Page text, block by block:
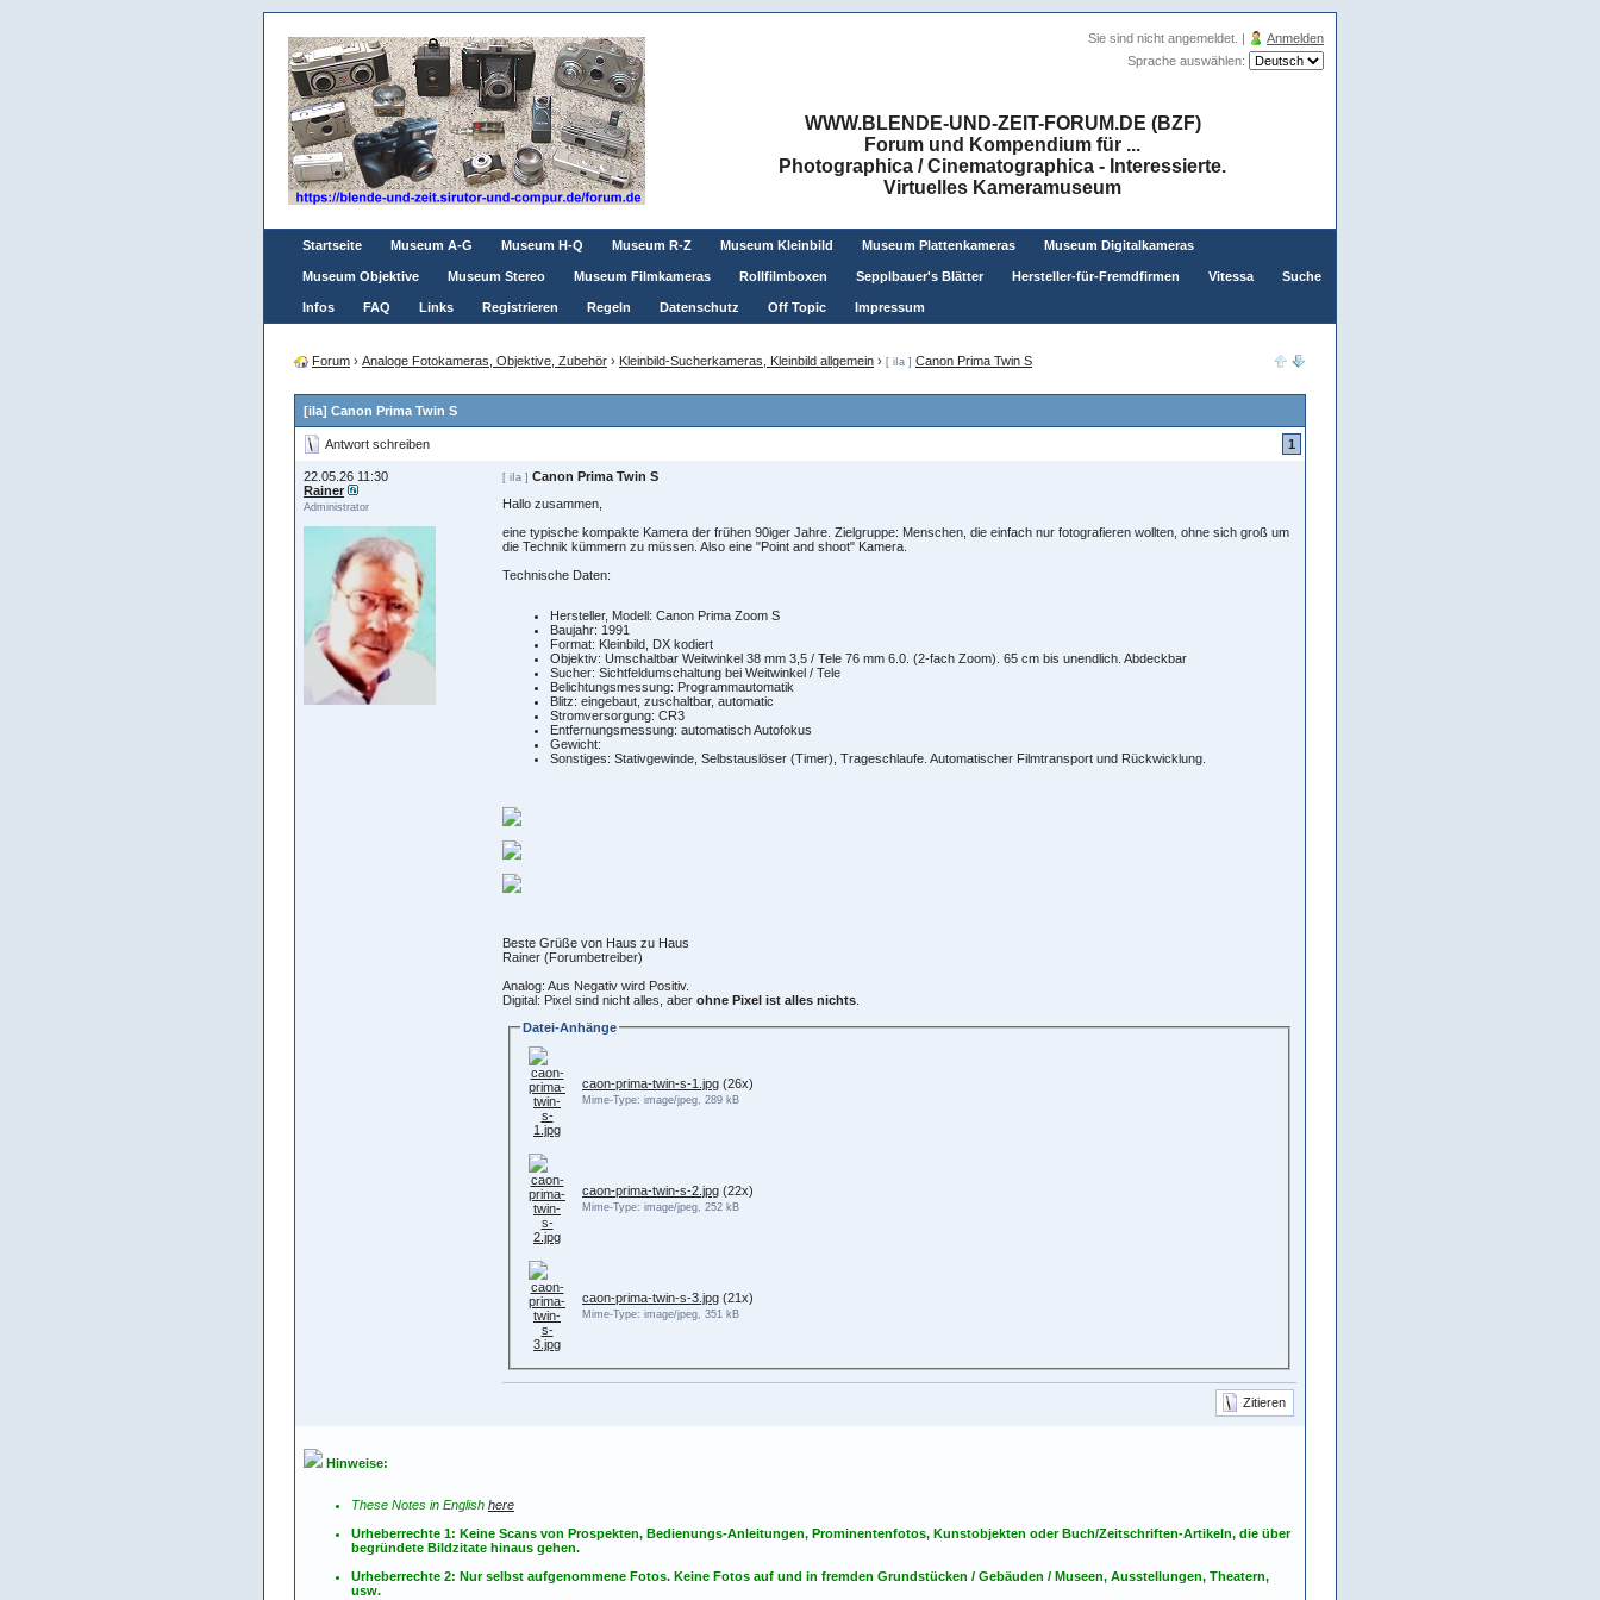
Sie sind nicht angemeldet. |
Anmelden
Sprache auswählen:
WWW.BLENDE-UND-ZEIT-FORUM.DE (BZF)
Forum und Kompendium für ...
Photographica / Cinematographica - Interessierte.
Virtuelles Kameramuseum
Startseite Museum A-G Museum H-Q Museum R-Z Museum Kleinbild Museum Plattenkameras Museum Digitalkameras
Museum Objektive Museum Stereo Museum Filmkameras Rollfilmboxen Sepplbauer's Blätter Hersteller-für-Fremdfirmen Vitessa Suche
Infos FAQ Links Registrieren Regeln Datenschutz Off Topic Impressum
Forum › Analoge Fotokameras, Objektive, Zubehör › Kleinbild-Sucherkameras, Kleinbild allgemein › [ iIa ] Canon Prima Twin S
[iIa] Canon Prima Twin S
Antwort schreiben 1
22.05.26 11:30
Rainer
Administrator
[ iIa ] Canon Prima Twin S
Hallo zusammen,
eine typische kompakte Kamera der frühen 90iger Jahre. Zielgruppe: Menschen, die einfach nur fotografieren wollten, ohne sich groß um
die Technik kümmern zu müssen. Also eine "Point and shoot" Kamera.
Technische Daten:
Hersteller, Modell: Canon Prima Zoom S
Baujahr: 1991
Format: Kleinbild, DX kodiert
Objektiv: Umschaltbar Weitwinkel 38 mm 3,5 / Tele 76 mm 6.0. (2-fach Zoom). 65 cm bis unendlich. Abdeckbar
Sucher: Sichtfeldumschaltung bei Weitwinkel / Tele
Belichtungsmessung: Programmautomatik
Blitz: eingebaut, zuschaltbar, automatic
Stromversorgung: CR3
Entfernungsmessung: automatisch Autofokus
Gewicht:
Sonstiges: Stativgewinde, Selbstauslöser (Timer), Trageschlaufe. Automatischer Filmtransport und Rückwicklung.
Beste Grüße von Haus zu Haus
Rainer (Forumbetreiber)
Analog: Aus Negativ wird Positiv.
Digital: Pixel sind nicht alles, aber ohne Pixel ist alles nichts
Datei-Anhänge
caon-prima-twin-s-1.jpg (26x)
Mime-Type: image/jpeg, 289 kB
caon-prima-twin-s-2.jpg (22x)
Mime-Type: image/jpeg, 252 kB
caon-prima-twin-s-3.jpg (21x)
Mime-Type: image/jpeg, 351 kB
Zitieren
Hinweise:
These Notes in English here
Urheberrechte 1: Keine Scans von Prospekten, Bedienungs-Anleitungen, Prominentenfotos, Kunstobjekten oder Buch/Zeitschriften-Artikeln, die über
begründete Bildzitate hinaus gehen.
Urheberrechte 2: Nur selbst aufgenommene Fotos. Keine Fotos auf und in fremden Grundstücken / Gebäuden / Museen, Ausstellungen, Theatern,
usw.